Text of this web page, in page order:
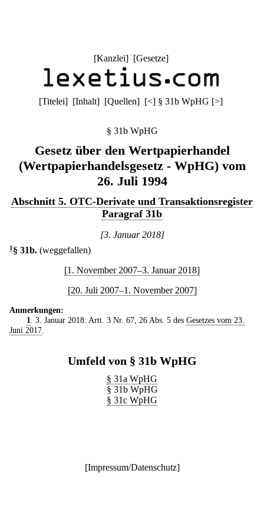
[Kanzlei] [Gesetze]
[Titelei] [Inhalt] [Quellen] [<] § 31b WpHG [>]
§ 31b WpHG
Gesetz über den Wertpapierhandel
(Wertpapierhandelsgesetz - WpHG) vom
26. Juli 1994
Abschnitt 5. OTC-Derivate und Transaktionsregister
Paragraf 31b
[3. Januar 2018]
1 § 31b. (weggefallen)
[1. November 2007–3. Januar 2018]
[20. Juli 2007–1. November 2007]
Anmerkungen:
1
. 3. Januar 2018: Artt. 3 Nr. 67, 26 Abs. 5 des Gesetzes vom 23.
Juni 2017
Umfeld von § 31b WpHG
§ 31a WpHG
§ 31b WpHG
§ 31c WpHG
[Impressum/Datenschutz]